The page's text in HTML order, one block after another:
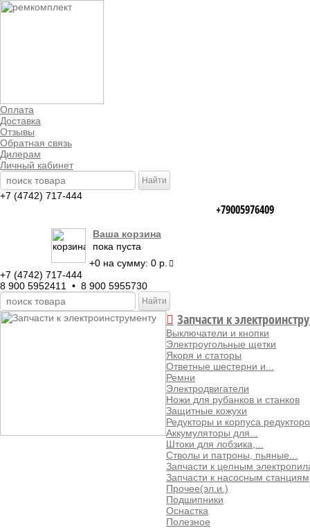
Оплата
Доставка
Отзывы
Обратная связь
Дилерам
Личный кабинет
+7 (4742) 717-444
+79005976409
Ваша корзина
пока пуста
+0 на сумму: 0 р.
+7 (4742) 717-444
8 900 5952411 • 8 900 5955730
Запчасти к
Выключатели и кнопки
Электроугольные щетки
Якоря и статоры
Ответные шестерни и...
Ремни
Электродвигатели
Ножи для рубанков и станков
Защитные кожухи
Редукторы и корпуса
Аккумуляторы для...
Штоки для лобзика,...
Стволы и патроны, пьяные...
Запчасти к цепным
Запчасти к насосным станциям
Прочее(эл.и.)
Подшипники
Оснастка
Полезное